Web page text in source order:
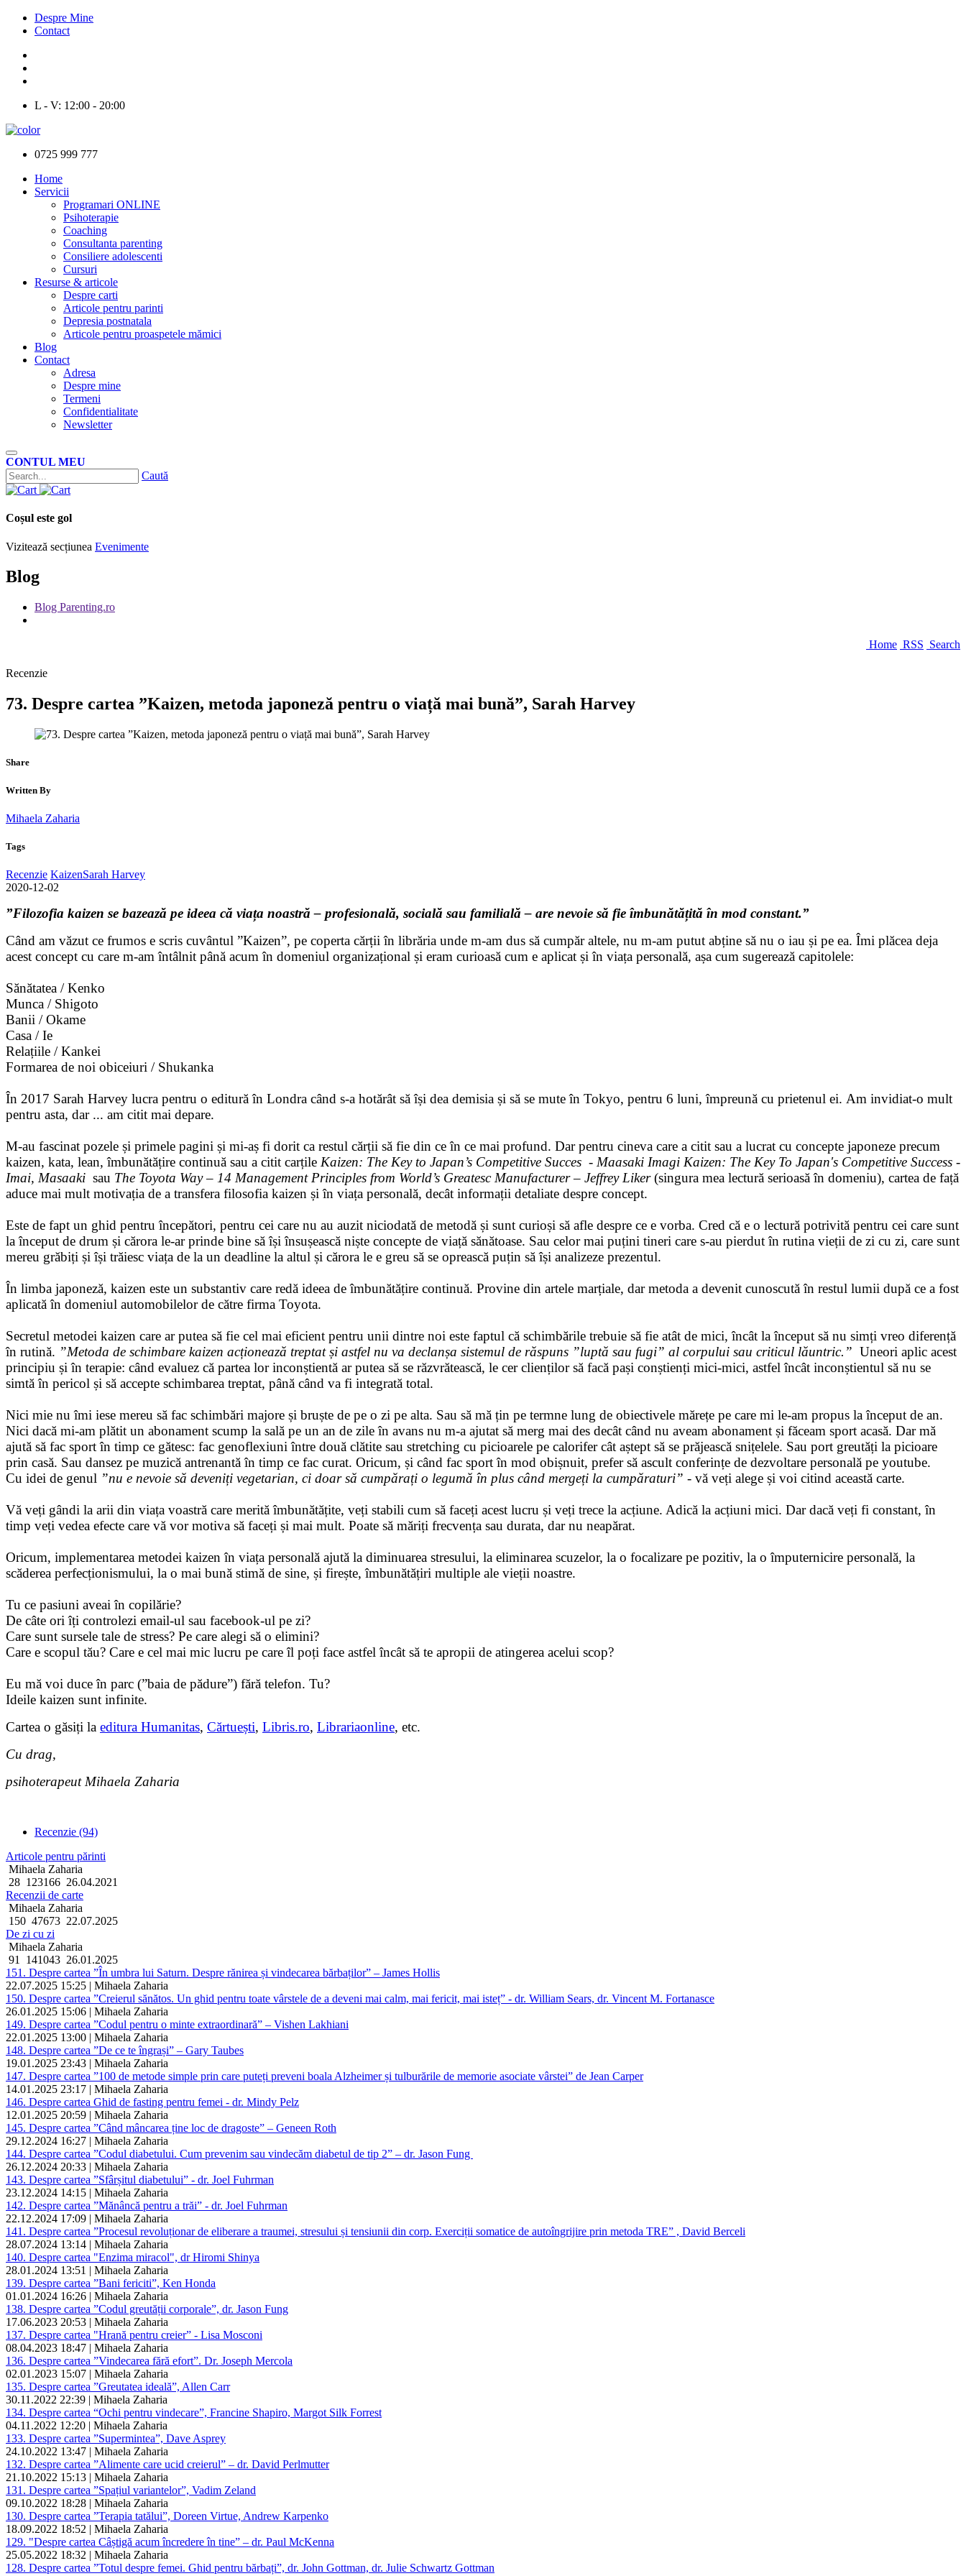
Despre Mine
Contact
L - V: 12:00 - 20:00
0725 999 777
Home
Servicii
Programari ONLINE
Psihoterapie
Coaching
Consultanta parenting
Consiliere adolescenti
Cursuri
Resurse & articole
Despre carti
Articole pentru parinti
Depresia postnatala
Articole pentru proaspetele mămici
Blog
Contact
Adresa
Despre mine
Termeni
Confidentialitate
Newsletter
CONTUL MEU
Caută
Coșul este gol
Vizitează secțiunea Evenimente
Blog
Blog Parenting.ro
Home RSS Search
Recenzie
73. Despre cartea ”Kaizen, metoda japoneză pentru o viață mai bună”, Sarah Harvey
Share
Written By
Mihaela Zaharia
Tags
Recenzie KaizenSarah Harvey
2020-12-02
”Filozofia kaizen se bazează pe ideea că viața noastră – profesională, socială sau familială – are nevoie să fie îmbunătățită în mod constant.”
Când am văzut ce frumos e scris cuvântul ”Kaizen”, pe coperta cărții în librăria unde m-am dus să cumpăr altele, nu m-am putut abține să nu o iau și pe ea. Îmi plăcea deja
acest concept cu care m-am întâlnit până acum în domeniul organizațional și eram curioasă cum e aplicat și în viața personală, așa cum sugerează capitolele:
Sănătatea / Kenko
Munca / Shigoto
Banii / Okame
Casa / Ie
Relațiile / Kankei
Formarea de noi obiceiuri / Shukanka
În 2017 Sarah Harvey lucra pentru o editură în Londra când s-a hotărât să își dea demisia și să se mute în Tokyo, pentru 6 luni, împreună cu prietenul ei. Am invidiat-o mult
pentru asta, dar ... am citit mai depare.
M-au fascinat pozele și primele pagini și mi-aș fi dorit ca restul cărții să fie din ce în ce mai profund. Dar pentru cineva care a citit sau a lucrat cu concepte japoneze precum
kaizen, kata, lean, îmbunătățire continuă sau a citit carțile Kaizen: The Key to Japan’s Competitive Succes - Maasaki Imagi Kaizen: The Key To Japan's Competitive Success -
Imai, Masaaki sau The Toyota Way – 14 Management Principles from World’s Greatesc Manufacturer – Jeffrey Liker(singura mea lectură serioasă în domeniu), cartea de față
aduce mai mult motivația de a transfera filosofia kaizen și în viața personală, decât informații detaliate despre concept.
Este de fapt un ghid pentru începători, pentru cei care nu au auzit niciodată de metodă și sunt curioși să afle despre ce e vorba. Cred că e o lectură potrivită pentru cei care sunt
la început de drum și cărora le-ar prinde bine să își însușească niște concepte de viață sănătoase. Sau celor mai puțini tineri care s-au pierdut în rutina vieții de zi cu zi, care sunt
mereu grăbiți și își trăiesc viața de la un deadline la altul și cărora le e greu să se oprească puțin să își analizeze prezentul.
În limba japoneză, kaizen este un substantiv care redă ideea de îmbunătățire continuă. Provine din artele marțiale, dar metoda a devenit cunoscută în restul lumii după ce a fost
aplicată în domeniul automobilelor de către firma Toyota.
Secretul metodei kaizen care ar putea să fie cel mai eficient pentru unii dintre noi este faptul că schimbările trebuie să fie atât de mici, încât la început să nu simți vreo diferență
în rutină. ”Metoda de schimbare kaizen acționează treptat și astfel nu va declanșa sistemul de răspuns ”luptă sau fugi” al corpului sau criticul lăuntric.” Uneori aplic acest
principiu și în terapie: când evaluez că partea lor inconștientă ar putea să se răzvrătească, le cer clienților să facă pași conștienți mici-mici, astfel încât inconștientul să nu se
simtă în pericol și să accepte schimbarea treptat, până când va fi integrată total.
Nici mie nu îmi iese mereu să fac schimbări majore și bruște de pe o zi pe alta. Sau să mă țin pe termne lung de obiectivele mărețe pe care mi le-am propus la început de an.
Nici dacă mi-am plătit un abonament scump la sală pe un an de zile în avans nu m-a ajutat să merg mai des decât când nu aveam abonament și făceam sport acasă. Dar mă
ajută să fac sport în timp ce gătesc: fac genoflexiuni între două clătite sau stretching cu picioarele pe calorifer cât aștept să se prăjească snițelele. Sau port greutăți la picioare
prin casă. Sau dansez pe muzică antrenantă în timp ce fac curat. Oricum, și când fac sport în mod obișnuit, prefer să ascult conferințe de dezvoltare personală pe youtube.
Cu idei de genul ”nu e nevoie să deveniți vegetarian, ci doar să cumpărați o legumă în plus când mergeți la cumpăraturi” - vă veți alege și voi citind această carte.
Vă veți gândi la arii din viața voastră care merită îmbunătățite, veți stabili cum să faceți acest lucru și veți trece la acțiune. Adică la acțiuni mici. Dar dacă veți fi constant, în
timp veți vedea efecte care vă vor motiva să faceți și mai mult. Poate să măriți frecvența sau durata, dar nu neapărat.
Oricum, implementarea metodei kaizen în viața personală ajută la diminuarea stresului, la eliminarea scuzelor, la o focalizare pe pozitiv, la o împuternicire personală, la
scăderea perfecționismului, la o mai bună stimă de sine, și firește, îmbunătățiri multiple ale vieții noastre.
Tu ce pasiuni aveai în copilărie?
De câte ori îți controlezi email-ul sau facebook-ul pe zi?
Care sunt sursele tale de stress? Pe care alegi să o elimini?
Care e scopul tău? Care e cel mai mic lucru pe care îl poți face astfel încât să te apropii de atingerea acelui scop?
Eu mă voi duce în parc (”baia de pădure”) fără telefon. Tu?
Ideile kaizen sunt infinite.
Cartea o găsiți la editura Humanitas, Cărtuești, Libris.ro, Librariaonline, etc.
Cu drag,
psihoterapeut Mihaela Zaharia
Recenzie (94)
Articole pentru părinti
Mihaela Zaharia
28 123166 26.04.2021
Recenzii de carte
Mihaela Zaharia
150 47673 22.07.2025
De zi cu zi
Mihaela Zaharia
91
141043 26.01.2025
151. Despre cartea ”În umbra lui Saturn. Despre rănirea și vindecarea bărbaților” – James Hollis
22.07.2025 15:25 | Mihaela Zaharia
150. Despre cartea ”Creierul sănătos. Un ghid pentru toate vârstele de a deveni mai calm, mai fericit, mai isteț” - dr. William Sears, dr. Vincent M. Fortanasce
26.01.2025 15:06 | Mihaela Zaharia
149. Despre cartea ”Codul pentru o minte extraordinară” – Vishen Lakhiani
22.01.2025 13:00 | Mihaela Zaharia
148. Despre cartea ”De ce te îngrași” – Gary Taubes
19.01.2025 23:43 | Mihaela Zaharia
147. Despre cartea ”100 de metode simple prin care puteți preveni boala Alzheimer și tulburările de memorie asociate vârstei” de Jean Carper
14.01.2025 23:17 | Mihaela Zaharia
146. Despre cartea Ghid de fasting pentru femei - dr. Mindy Pelz
12.01.2025 20:59 | Mihaela Zaharia
145. Despre cartea ”Când mâncarea ține loc de dragoste” – Geneen Roth
29.12.2024 16:27 | Mihaela Zaharia
144. Despre cartea ”Codul diabetului. Cum prevenim sau vindecăm diabetul de tip 2” – dr. Jason Fung
26.12.2024 20:33 | Mihaela Zaharia
143. Despre cartea ”Sfârșitul diabetului” - dr. Joel Fuhrman
23.12.2024 14:15 | Mihaela Zaharia
142. Despre cartea ”Mănâncă pentru a trăi” - dr. Joel Fuhrman
22.12.2024 17:09 | Mihaela Zaharia
141. Despre cartea ”Procesul revoluționar de eliberare a traumei, stresului și tensiunii din corp. Exerciții somatice de autoîngrijire prin metoda TRE” , David Berceli
28.07.2024 13:14 | Mihaela Zaharia
140. Despre cartea "Enzima miracol", dr Hiromi Shinya
28.01.2024 13:51 | Mihaela Zaharia
139. Despre cartea ”Bani fericiti”, Ken Honda
01.01.2024 16:26 | Mihaela Zaharia
138. Despre cartea ”Codul greutății corporale”, dr. Jason Fung
17.06.2023 20:53 | Mihaela Zaharia
137. Despre cartea "Hrană pentru creier” - Lisa Mosconi
08.04.2023 18:47 | Mihaela Zaharia
136. Despre cartea ”Vindecarea fără efort”. Dr. Joseph Mercola
02.01.2023 15:07 | Mihaela Zaharia
135. Despre cartea ”Greutatea ideală”, Allen Carr
30.11.2022 22:39 | Mihaela Zaharia
134. Despre cartea “Ochi pentru vindecare”, Francine Shapiro, Margot Silk Forrest
04.11.2022 12:20 | Mihaela Zaharia
133. Despre cartea ”Supermintea”, Dave Asprey
24.10.2022 13:47 | Mihaela Zaharia
132. Despre cartea ”Alimente care ucid creierul” – dr. David Perlmutter
21.10.2022 15:13 | Mihaela Zaharia
131. Despre cartea ”Spațiul variantelor”, Vadim Zeland
09.10.2022 18:28 | Mihaela Zaharia
130. Despre cartea ”Terapia tatălui”, Doreen Virtue, Andrew Karpenko
18.09.2022 18:52 | Mihaela Zaharia
129. "Despre cartea Câștigă acum încredere în tine” – dr. Paul McKenna
25.05.2022 18:32 | Mihaela Zaharia
128. Despre cartea ”Totul despre femei. Ghid pentru bărbați”, dr. John Gottman, dr. Julie Schwartz Gottman